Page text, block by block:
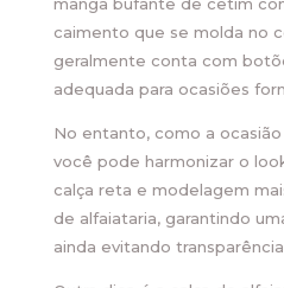
caimento que se molda no
geralmente conta com
adequada para ocasiões
No entanto, como a
você pode harmonizar o
calça reta e modelagem
de alfaiataria, garantindo
ainda evitando